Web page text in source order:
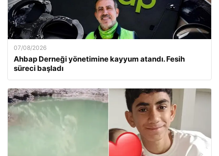
07/08/2026
Ahbap Derneği yönetimine kayyum atandı. Fesih
süreci başladı